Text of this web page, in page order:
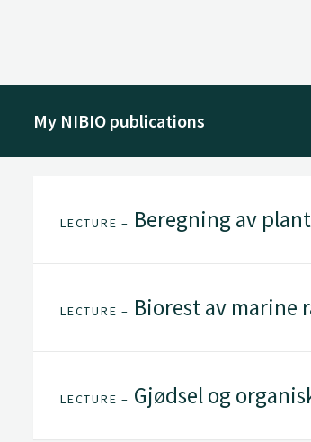
My NIBIO publications
LECTURE – Beregning av
LECTURE – Biorest av
LECTURE – Gjødsel og